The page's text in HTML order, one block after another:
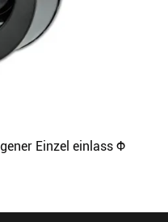
Einzel einlass Φ